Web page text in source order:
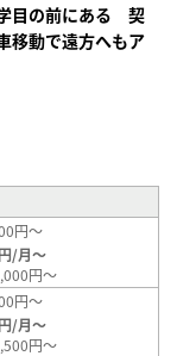
目の前にある 契
移動で遠方へもア
円～
円/月～
円～
円～
円/月～
円～